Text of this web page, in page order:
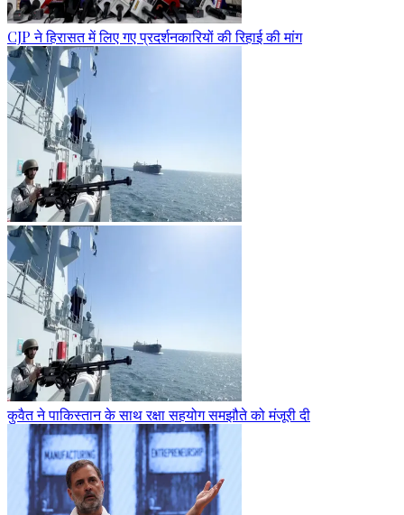
CJP ने हिरासत में लिए गए प्रदर्शनकारियों की रिहाई की मांग
कुवैत ने पाकिस्तान के साथ रक्षा सहयोग समझौते को मंजूरी दी